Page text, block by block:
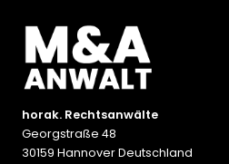
horak. Rechtsanwälte
Georgstraße 48
30159 Hannover Deutschland